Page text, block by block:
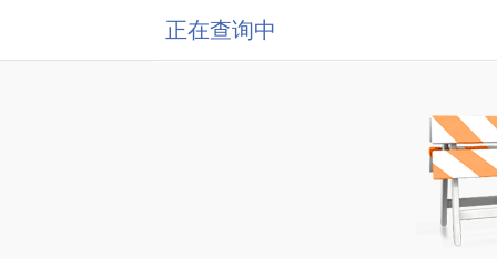
正在查询中